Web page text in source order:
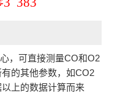
可直接测量CO和O2
的其他参数，如CO2
上的数据计算而来